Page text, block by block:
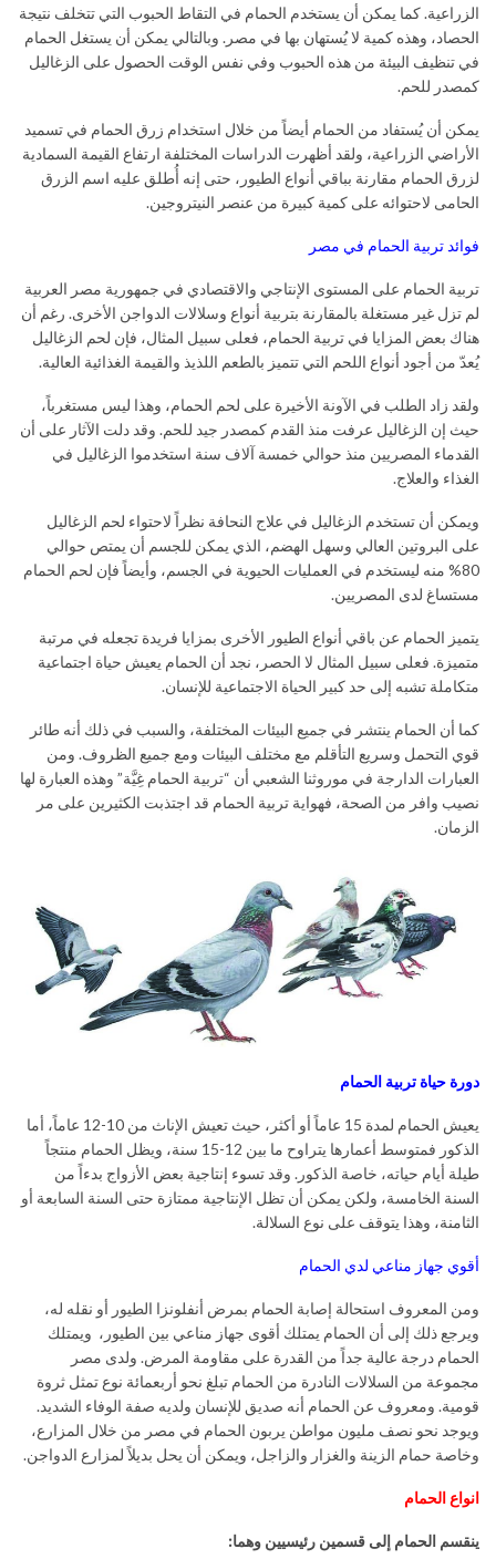
الزراعية. كما يمكن أن يستخدم الحمام في التقاط الحبوب التي تتخلف نتيجة
الحصاد، وهذه كمية لا يُستهان بها في مصر. وبالتالي يمكن أن يستغل الحمام
في تنظيف البيئة من هذه الحبوب وفي نفس الوقت الحصول على الزغاليل
كمصدر للحم.
يمكن أن يُستفاد من الحمام أيضاً من خلال استخدام زرق الحمام في تسميد
الأراضي الزراعية، ولقد أظهرت الدراسات المختلفة ارتفاع القيمة السمادية
لزرق الحمام مقارنة بباقي أنواع الطيور، حتى إنه أُطلق عليه اسم الزرق
الحامى لاحتوائه على كمية كبيرة من عنصر النيتروجين.
فوائد تربية الحمام في مصر
تربية الحمام على المستوى الإنتاجي والاقتصادي في جمهورية مصر العربية
لم تزل غير مستغلة بالمقارنة بتربية أنواع وسلالات الدواجن الأخرى. رغم أن
هناك بعض المزايا في تربية الحمام، فعلى سبيل المثال، فإن لحم الزغاليل
يُعدّ من أجود أنواع اللحم التي تتميز بالطعم اللذيذ والقيمة الغذائية العالية.
ولقد زاد الطلب في الآونة الأخيرة على لحم الحمام، وهذا ليس مستغرباً،
حيث إن الزغاليل عرفت منذ القدم كمصدر جيد للحم. وقد دلت الآثار على أن
القدماء المصريين منذ حوالي خمسة آلاف سنة استخدموا الزغاليل في
الغذاء والعلاج.
ويمكن أن تستخدم الزغاليل في علاج النحافة نظراً لاحتواء لحم الزغاليل
على البروتين العالي وسهل الهضم، الذي يمكن للجسم أن يمتص حوالي
80% منه ليستخدم في العمليات الحيوية في الجسم، وأيضاً فإن لحم الحمام
مستساغ لدى المصريين.
يتميز الحمام عن باقي أنواع الطيور الأخرى بمزايا فريدة تجعله في مرتبة
متميزة. فعلى سبيل المثال لا الحصر، نجد أن الحمام يعيش حياة اجتماعية
متكاملة تشبه إلى حد كبير الحياة الاجتماعية للإنسان.
كما أن الحمام ينتشر في جميع البيئات المختلفة، والسبب في ذلك أنه طائر
قوي التحمل وسريع التأقلم مع مختلف البيئات ومع جميع الظروف. ومن
العبارات الدارجة في موروثنا الشعبي أن “تربية الحمام غِيَّة” وهذه العبارة لها
نصيب وافر من الصحة، فهواية تربية الحمام قد اجتذبت الكثيرين على مر
الزمان.
دورة حياة تربية الحمام
يعيش الحمام لمدة 15 عاماً أو أكثر، حيث تعيش الإناث من 10-12 عاماً، أما
الذكور فمتوسط أعمارها يتراوح ما بين 12-15 سنة، ويظل الحمام منتجاً
طيلة أيام حياته، خاصة الذكور. وقد تسوء إنتاجية بعض الأزواج بدءاً من
السنة الخامسة، ولكن يمكن أن تظل الإنتاجية ممتازة حتى السنة السابعة أو
الثامنة، وهذا يتوقف على نوع السلالة.
أقوي جهاز مناعي لدي الحمام
ومن المعروف استحالة إصابة الحمام بمرض أنفلونزا الطيور أو نقله له،
ويرجع ذلك إلى أن الحمام يمتلك أقوى جهاز مناعي بين الطيور، ويمتلك
الحمام درجة عالية جداً من القدرة على مقاومة المرض. ولدى مصر
مجموعة من السلالات النادرة من الحمام تبلغ نحو أربعمائة نوع تمثل ثروة
قومية. ومعروف عن الحمام أنه صديق للإنسان ولديه صفة الوفاء الشديد.
ويوجد نحو نصف مليون مواطن يربون الحمام في مصر من خلال المزارع،
وخاصة حمام الزينة والغزار والزاجل، ويمكن أن يحل بديلاً لمزارع الدواجن.
انواع الحمام
ينقسم الحمام إلى قسمين رئيسيين وهما: